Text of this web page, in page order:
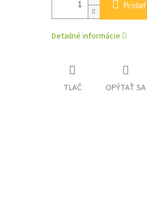
Detailné informácie
TLAČ OPÝTAŤ SA